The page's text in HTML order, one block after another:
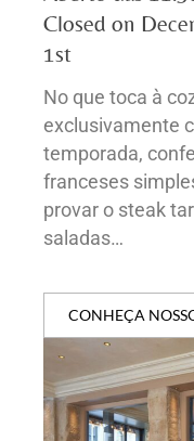
Closed on
1st
No que toca à
exclusivamente
temporada,
franceses
provar o steak
saladas…
CONHEÇA